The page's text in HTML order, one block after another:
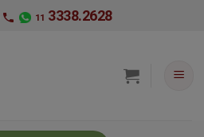
11 3338.2628